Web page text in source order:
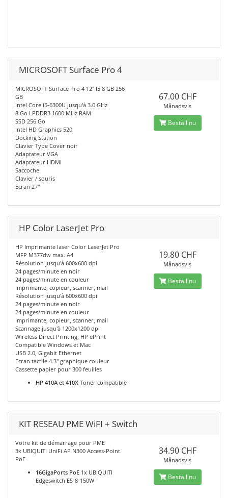
MICROSOFT Surface Pro 4
MICROSOFT Surface Pro 4 12" I5 8 GB 256
GB
Intel Core i5-6300U jusqu'à 3.0 GHz
8 Go LPDDR3 1600 MHz RAM
SSD 256 Go
Intel HD Graphics 520
Docking Station
Clavier Type Cover noir
Adaptateur VGA
Adaptateur HDMI
Saccoche
Clavier / souris
Ecran 27"
67.00 CHF
Månadsvis
Beställ nu
HP Color LaserJet Pro
HP Imprimante laser Color LaserJet Pro
MFP M377dw max. A4
Résolution jusqu'à 600x600 dpi
24 pages/minute en noir
24 pages/minute en couleur
Imprimante, copieur, scanner, mail
Résolution jusqu'à 600x600 dpi
24 pages/minute en noir
24 pages/minute en couleur
Imprimante, copieur, scanner, mail
Scannage jusqu'à 1200x1200 dpi
Wireless Direct Printing, HP ePrint
Compatible Windows et Mac
USB 2.0, Gigabit Ethernet
Ecran tactile 4.3" graphique couleur
Cassette papier pour 300 feuilles
HP 410A et 410X Toner compatible
19.80 CHF
Månadsvis
Beställ nu
KIT RESEAU PME WiFI + Switch
Votre kit de démarrage pour PME
3x UBIQUITI UniFi AP N300 Access-Point
PoE
16GigaPorts PoE 1x UBIQUITI
Edgeswitch ES-8-150W
34.90 CHF
Månadsvis
Beställ nu